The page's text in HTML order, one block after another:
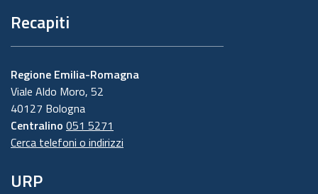
Recapiti
Regione Emilia-Romagna
Viale Aldo Moro, 52
40127 Bologna
Centralino 051 5271
Cerca telefoni o indirizzi
URP